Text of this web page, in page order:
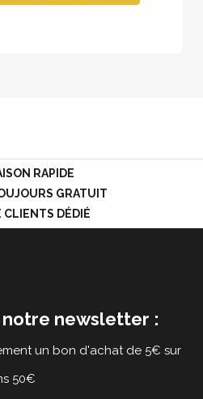
RAPIDE
GRATUIT
CLIENTS DÉDIÉ
newsletter :
un bon d'achat de 5€ sur
50€